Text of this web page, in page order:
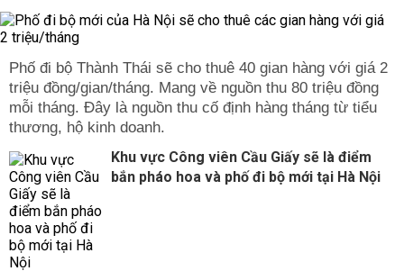
Phố đi bộ Thành Thái sẽ cho thuê 40 gian hàng với giá 2
triệu đồng/gian/tháng. Mang về nguồn thu 80 triệu đồng
mỗi tháng. Đây là nguồn thu cố định hàng tháng từ tiểu
thương, hộ kinh doanh.
Khu vực Công viên Cầu Giấy sẽ là điểm
bắn pháo hoa và phố đi bộ mới tại Hà Nội